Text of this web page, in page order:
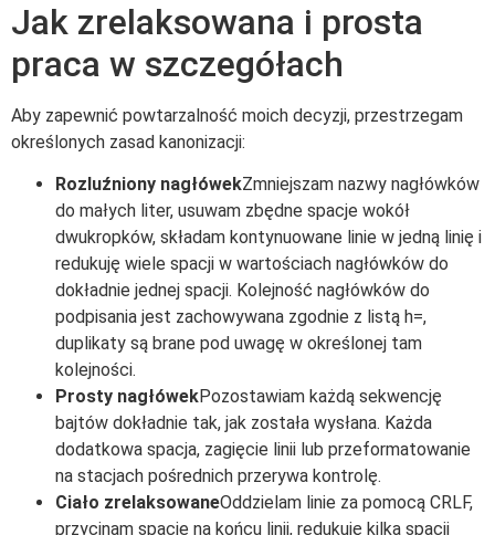
Jak zrelaksowana i prosta
praca w szczegółach
Aby zapewnić powtarzalność moich decyzji, przestrzegam
określonych zasad kanonizacji:
Rozluźniony nagłówekZmniejszam nazwy nagłówków
do małych liter, usuwam zbędne spacje wokół
dwukropków, składam kontynuowane linie w jedną linię i
redukuję wiele spacji w wartościach nagłówków do
dokładnie jednej spacji. Kolejność nagłówków do
podpisania jest zachowywana zgodnie z listą h=,
duplikaty są brane pod uwagę w określonej tam
kolejności.
Prosty nagłówekPozostawiam każdą sekwencję
bajtów dokładnie tak, jak została wysłana. Każda
dodatkowa spacja, zagięcie linii lub przeformatowanie
na stacjach pośrednich przerywa kontrolę.
Ciało zrelaksowaneOddzielam linie za pomocą CRLF,
przycinam spacje na końcu linii, redukuję kilka spacji